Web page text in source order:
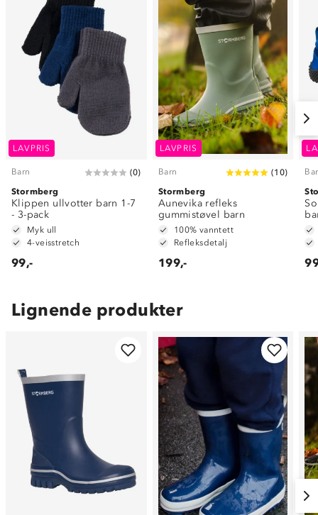
LAVPRIS
Barn (0)
Stormberg
Klippen ullvotter barn 1-7
- 3-pack
Myk ull
4-veisstretch
99,-
LAVPRIS
Barn (10)
Stormberg
Aunevika refleks
gummistøvel barn
100% vanntett
Refleksdetalj
199,-
Lignende produkter